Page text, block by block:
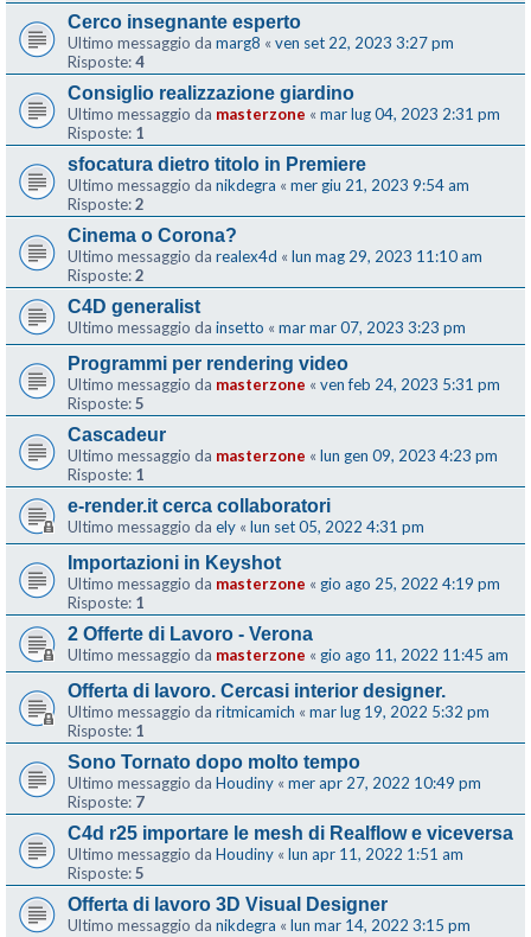
Cerco insegnante esperto
Ultimo messaggio da marg8 « ven set 22, 2023 3:27 pm
Risposte:4
Consiglio realizzazione giardino
Ultimo messaggio da masterzone « mar lug 04, 2023 2:31 pm
Risposte: 1
sfocatura dietro titolo in Premiere
Ultimo messaggio da nikdegra « mer giu 21, 2023 9:54 am
Risposte:2
Cinema o Corona?
Ultimo messaggio da realex4d « lun mag 29, 2023 11:10 am
Risposte:2
C4D generalist
Ultimo messaggio da insetto « mar mar 07, 2023 3:23 pm
Programmi per rendering video
Ultimo messaggio da masterzone « ven feb 24, 2023 5:31 pm
Risposte:5
Cascadeur
Ultimo messaggio da masterzone « lun gen 09, 2023 4:23 pm
Risposte: 1
e-render.it cerca collaboratori
Ultimo messaggio da ely « lun set 05, 2022 4:31 pm
Importazioni in Keyshot
Ultimo messaggio da masterzone « gio ago 25, 2022 4:19 pm
Risposte: 1
2 Offerte di Lavoro - Verona
Ultimo messaggio da masterzone « gio ago 11, 2022 11:45 am
Offerta di lavoro. Cercasi interior designer.
Ultimo messaggio da ritmicamich « mar lug 19, 2022 5:32 pm
Risposte: 1
Sono Tornato dopo molto tempo
Ultimo messaggio da Houdiny « mer apr 27, 2022 10:49 pm
Risposte: 7
C4d r25 importare le mesh di Realflow e viceversa
Ultimo messaggio da Houdiny « lun apr 11, 2022 1:51 am
Risposte:5
Offerta di lavoro 3D Visual Designer
Ultimo messaggio da nikdegra « lun mar 14, 2022 3:15 pm